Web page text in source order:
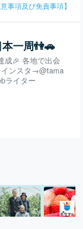
意事項及び免責事項】
一周👫🚗
成🎉 各地で出会
ンスタ→@tama
ライター